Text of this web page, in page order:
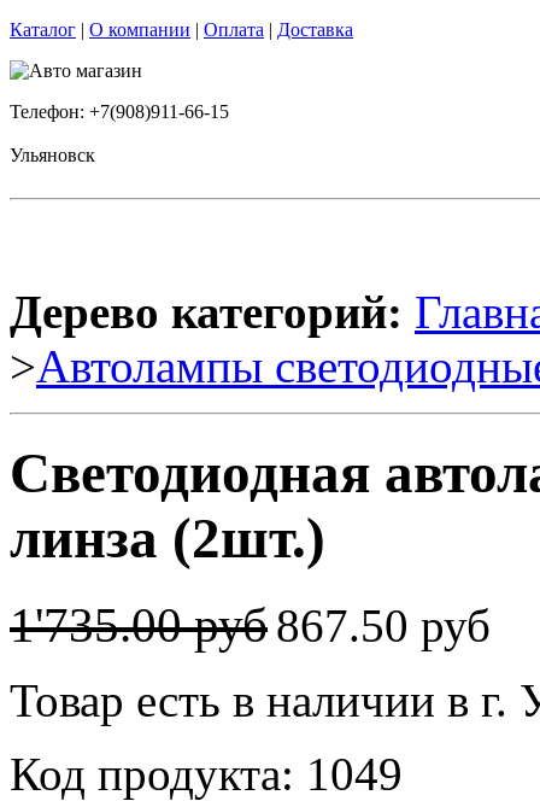
Каталог | О компании | Оплата | Доставка
Телефон: +7(908)911-66-15
Ульяновск
Дерево категорий:
>Автолампы
Светодиодная
линза (2шт.)
1'735.00 руб867.50 руб
Товар есть в наличии в г.
Код продукта: 1049